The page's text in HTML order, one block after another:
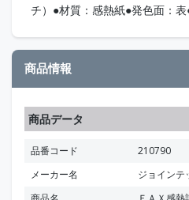
チ）●材質：感熱紙●発色面：
商品情報
商品データ
品番コード
210790
メーカー名
ジョインテ